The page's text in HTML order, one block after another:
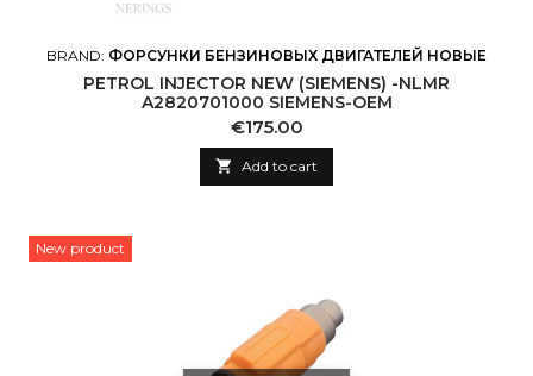
BRAND: ФОРСУНКИ БЕНЗИНОВЫХ ДВИГАТЕЛЕЙ НОВЫЕ
PETROL INJECTOR NEW (SIEMENS) -NLMR
A2820701000 SIEMENS-OEM
Price
€175.00
 Add to cart
New product